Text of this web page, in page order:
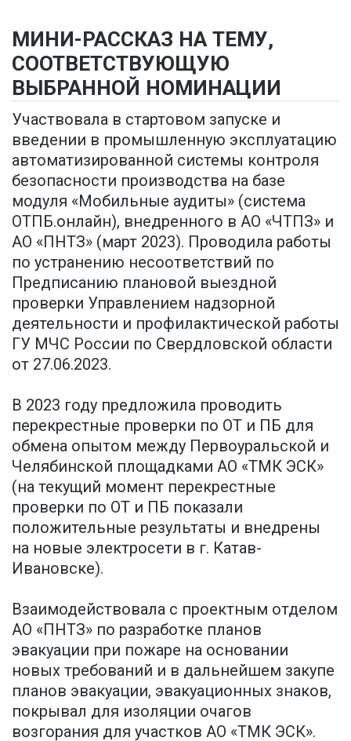
МИНИ-РАССКАЗ НА ТЕМУ,
СООТВЕТСТВУЮЩУЮ
ВЫБРАННОЙ НОМИНАЦИИ
Участвовала в стартовом запуске и
введении в промышленную эксплуатацию
автоматизированной системы контроля
безопасности производства на базе
модуля «Мобильные аудиты» (система
ОТПБ.онлайн), внедренного в АО «ЧТПЗ» и
АО «ПНТЗ» (март 2023). Проводила работы
по устранению несоответствий по
Предписанию плановой выездной
проверки Управлением надзорной
деятельности и профилактической работы
ГУ МЧС России по Свердловской области
от 27.06.2023.
В 2023 году предложила проводить
перекрестные проверки по ОТ и ПБ для
обмена опытом между Первоуральской и
Челябинской площадками АО «ТМК ЭСК»
(на текущий момент перекрестные
проверки по ОТ и ПБ показали
положительные результаты и внедрены
на новые электросети в г. Катав-
Ивановске).
Взаимодействовала с проектным отделом
АО «ПНТЗ» по разработке планов
эвакуации при пожаре на основании
новых требований и в дальнейшем закупе
планов эвакуации, эвакуационных знаков,
покрывал для изоляции очагов
возгорания для участков АО «ТМК ЭСК».